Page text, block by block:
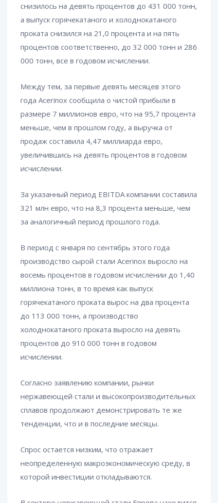
снизилось на девять процентов до 431 000 тонн,
а выпуск горячекатаного и холоднокатаного
проката снизился на 21,0 процента и на пять
процентов соответственно, до 32 000 тонн и 286
000 тонн, все в годовом исчислении.
Между тем, за первые девять месяцев этого
года Acerinox сообщила о чистой прибыли в
размере 7 миллионов евро, что на 95,7 процента
меньше, чем в прошлом году, а выручка от
продаж составила 4,47 миллиарда евро,
увеличившись на девять процентов в годовом
исчислении.
За указанный период EBITDA компании составила
321 млн евро, что на 8,3 процента меньше, чем
за аналогичный период прошлого года.
В период с января по сентябрь этого года
производство сырой стали Acerinox выросло на
восемь процентов в годовом исчислении до 1,40
миллиона тонн, в то время как выпуск
горячекатаного проката вырос на два процента
до 113 000 тонн, а производство
холоднокатаного проката выросло на девять
процентов до 910 000 тонн в годовом
исчислении.
Согласно заявлению компании, рынки
нержавеющей стали и высокопроизводительных
сплавов продолжают демонстрировать те же
тенденции, что и в последние месяцы.
Спрос остается низким, что отражает
неопределенную макроэкономическую среду, в
которой инвестиции откладываются.